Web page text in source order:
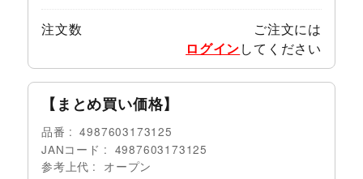
注文数
ご注文には
ログインしてください
【まとめ買い価格】
品番
4987603173125
JANコード
4987603173125
参考上代
オープン